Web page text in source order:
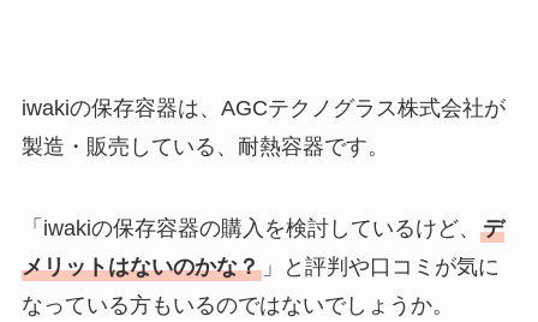
iwakiの保存容器は、AGCテクノグラス株式会社が
製造・販売している、耐熱容器です。
「iwakiの保存容器の購入を検討しているけど、 デ
メリットはないのかな？」と評判や口コミが気に
なっている方もいるのではないでしょうか。